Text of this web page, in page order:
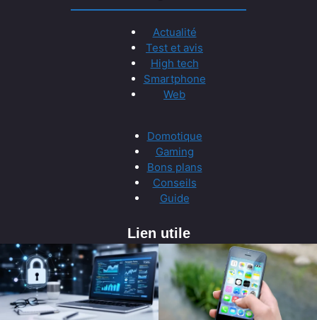
Actualité
Test et avis
High tech
Smartphone
Web
Domotique
Gaming
Bons plans
Conseils
Guide
Lien utile